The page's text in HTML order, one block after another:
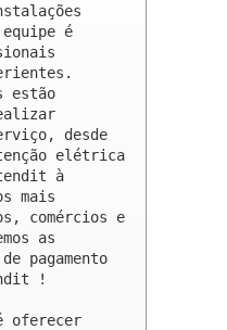
é
estão
desde
elétrica
à
mais
comércios e
as
pagamento
!
oferecer